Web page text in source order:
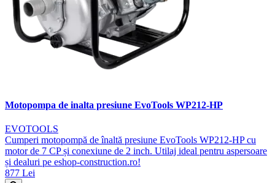
Motopompa de inalta presiune EvoTools WP212-HP
EVOTOOLS
Cumperi motopompă de înaltă presiune EvoTools WP212-HP cu
motor de 7 CP și conexiune de 2 inch. Utilaj ideal pentru aspersoare
și dealuri pe eshop-construction.ro!
877 Lei